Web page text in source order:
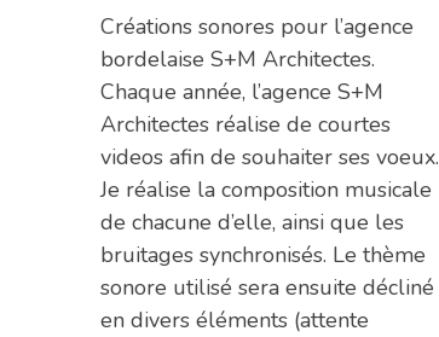
Créations sonores pour l’agence
bordelaise S+M Architectes.
Chaque année, l’agence S+M
Architectes réalise de courtes
videos afin de souhaiter ses voeux.
Je réalise la composition musicale
de chacune d’elle, ainsi que les
bruitages synchronisés. Le thème
sonore utilisé sera ensuite décliné
en divers éléments (attente